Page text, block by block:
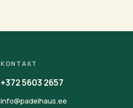
KONTAKT
+372 5603 2657
info@padelhaus.ee